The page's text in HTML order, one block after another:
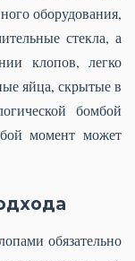
оборудования,
стекла, а
клопов, легко
яйца, скрытые в
бомбой
момент может
обязательно